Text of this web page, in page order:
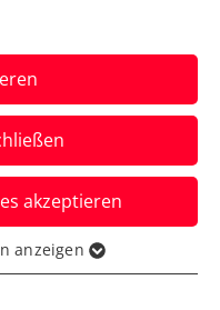
Hamburg:
Krönung
vier
Schritt zum
akzeptieren
anzeigen